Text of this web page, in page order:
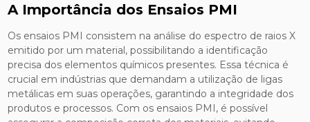
A Importância dos Ensaios PMI
Os ensaios PMI consistem na análise do espectro de raios X
emitido por um material, possibilitando a identificação
precisa dos elementos químicos presentes. Essa técnica é
crucial em indústrias que demandam a utilização de ligas
metálicas em suas operações, garantindo a integridade dos
produtos e processos. Com os ensaios PMI, é possível